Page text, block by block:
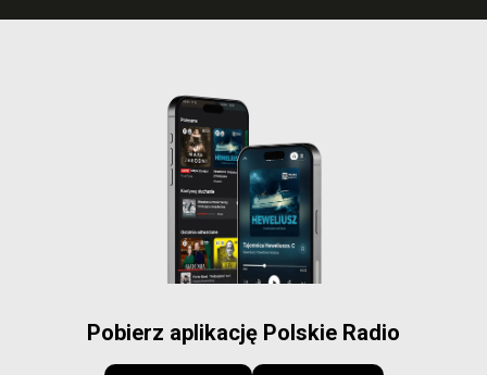
Pobierz aplikację Polskie Radio